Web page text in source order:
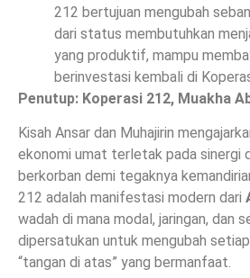
212 bertujuan mengubah
dari status membutuhkan
yang produktif, mampu
berinvestasi kembali di
Penutup: Koperasi 212, Muakha
Kisah Ansar dan Muhajirin
ekonomi umat terletak pada sinergi
berkorban demi tegaknya
212 adalah manifestasi modern dari
wadah di mana modal, jaringan, dan
dipersatukan untuk mengubah
“tangan di atas” yang bermanfaat.